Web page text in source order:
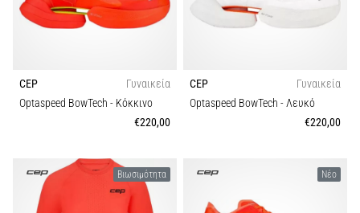
Shuttle
beep
test:
πώς
εκτελούνται;
Μέγεθος
Συλλογή
Πτώση (χιλ.)
CEP
Γυναικεία
Optaspeed BowTech - Κόκκινο
€220,00
CEP
Γυναικεία
Optaspeed BowTech - Λευκό
€220,00
Βιωσιμότητα Νέο